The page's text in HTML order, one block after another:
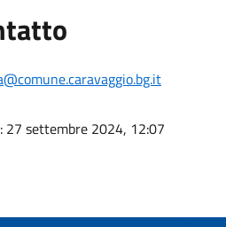
: 27 settembre 2024, 12:07